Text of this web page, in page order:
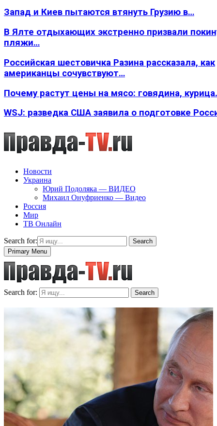
Запад и Киев пытаются втянуть Грузию в…
В Ялте отдыхающих экстренно призвали
пляжи…
Российская шестовичка Разина рассказала, как
американцы сочувствуют…
Почему растут цены на мясо: говядина,
WSJ: разведка США заявила о подготовке
Новости
Украина
Юрий Подоляка — ВИДЕО
Михаил Онуфриенко — Видео
Россия
Мир
ТВ Онлайн
Search for:
Search
Primary Menu
Search for: Search